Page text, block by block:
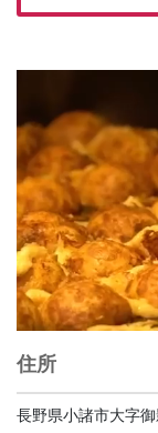
住所
長野県小諸市大字